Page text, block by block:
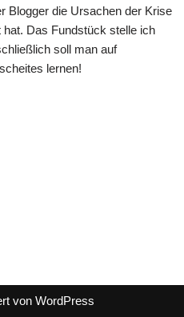
Blogger die Ursachen der Krise
Das Fundstück stelle ich
soll man auf
lernen!
von WordPress